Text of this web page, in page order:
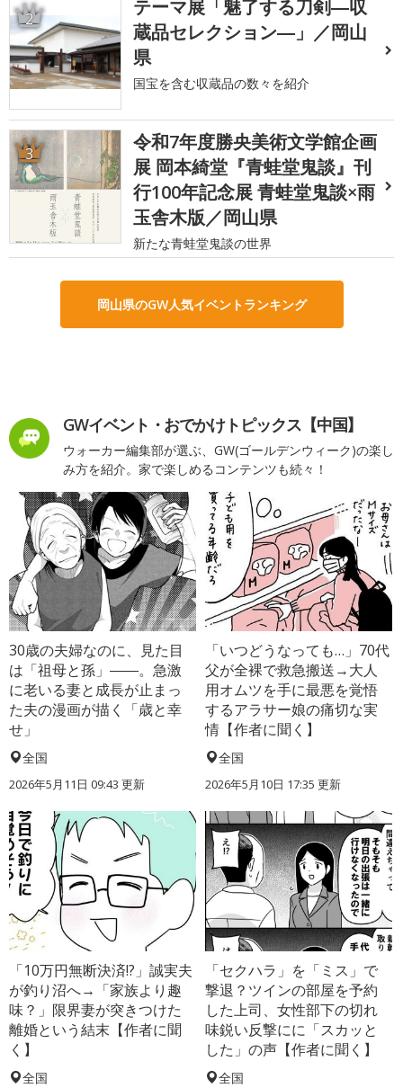
2
テーマ展「魅了する刀剣―収
蔵品セレクション―」／岡山
県
国宝を含む収蔵品の数々を紹介
3
令和7年度勝央美術文学館企画
展 岡本綺堂『青蛙堂鬼談』刊
行100年記念展 青蛙堂鬼談×雨
玉舎木版／岡山県
新たな青蛙堂鬼談の世界
岡山県のGW人気イベントランキング
GWイベント・おでかけトピックス【中国】
ウォーカー編集部が選ぶ、GW(ゴールデンウィーク)の楽し
み方を紹介。家で楽しめるコンテンツも続々！
30歳の夫婦なのに、見た目
は「祖母と孫」――。急激
に老いる妻と成長が止まっ
た夫の漫画が描く「歳と幸
せ」
全国
2026年5月11日 09:43 更新
「いつどうなっても…」70代
父が全裸で救急搬送→大人
用オムツを手に最悪を覚悟
するアラサー娘の痛切な実
情【作者に聞く】
全国
2026年5月10日 17:35 更新
「10万円無断決済!?」誠実夫
が釣り沼へ→「家族より趣
味？」限界妻が突きつけた
離婚という結末【作者に聞
く】
全国
「セクハラ」を「ミス」で
撃退？ツインの部屋を予約
した上司、女性部下の切れ
味鋭い反撃にに「スカッと
した」の声【作者に聞く】
全国